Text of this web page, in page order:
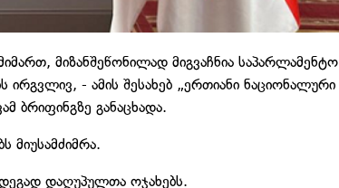
მიზანშეწონილად მიგვაჩნია საპარლამენტო
ირგვლივ, - ამის შესახებ „ერთიანი ნაციონალური
ბრიფინგზე განაცხადა.
მიუსამძიმრა.
დაღუპულთა ოჯახებს.